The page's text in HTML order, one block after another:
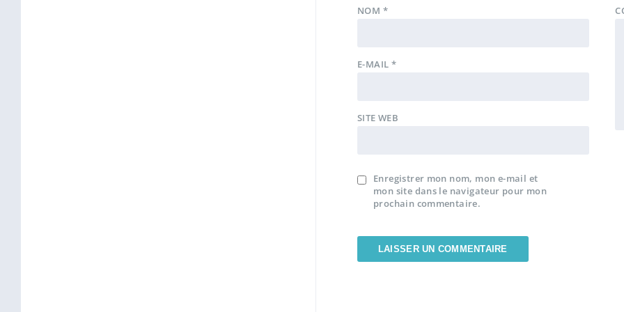
NOM *
E-MAIL *
SITE WEB
Enregistrer mon nom, mon e-mail et
mon site dans le navigateur pour mon
prochain commentaire.